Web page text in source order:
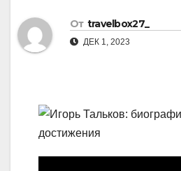
От travelbox27_
ДЕК 1, 2023